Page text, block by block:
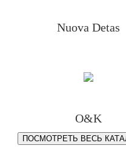
Nuova Detas
O&K
ПОСМОТРЕТЬ ВЕСЬ